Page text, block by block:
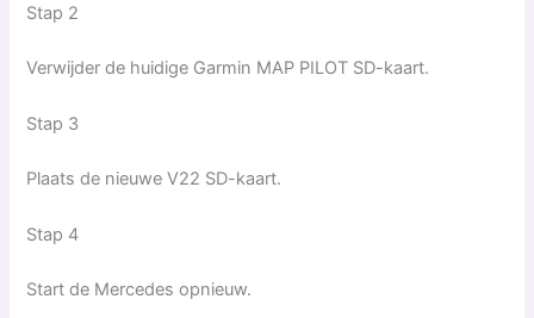
Stap 2
Verwijder de huidige Garmin MAP PILOT SD-kaart.
Stap 3
Plaats de nieuwe V22 SD-kaart.
Stap 4
Start de Mercedes opnieuw.